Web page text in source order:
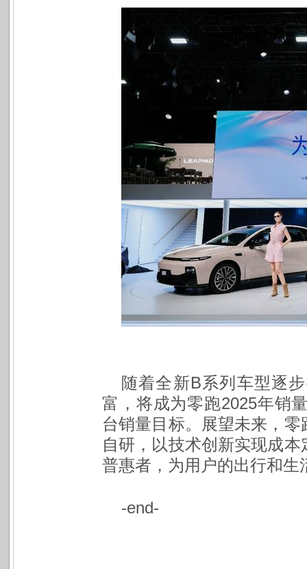
随着全新B系列车型逐
富，将成为零跑2025年销
台销量目标。展望未来，
自研，以技术创新实现成
普惠者，为用户的出行和
-end-